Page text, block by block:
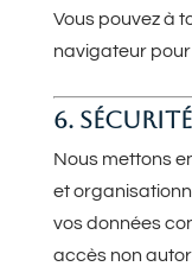
Vous pouvez à
navigateur pour
6. SÉCURITÉ
Nous mettons
et
vos données
accès non